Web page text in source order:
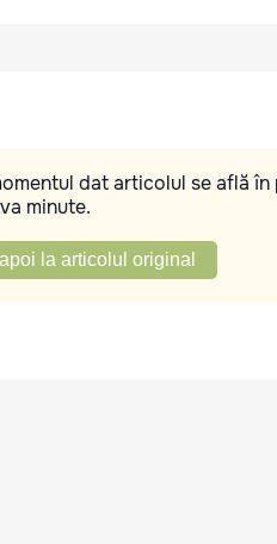
dat articolul se află
minute.
la articolul original